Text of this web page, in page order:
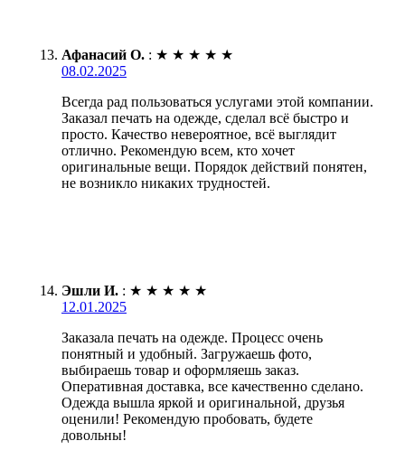
Афанасий О. : ★ ★ ★ ★ ★
08.02.2025
Всегда рад пользоваться услугами этой компании.
Заказал печать на одежде, сделал всё быстро и
просто. Качество невероятное, всё выглядит
отлично. Рекомендую всем, кто хочет
оригинальные вещи. Порядок действий понятен,
не возникло никаких трудностей.
Эшли И. : ★ ★ ★ ★ ★
12.01.2025
Заказала печать на одежде. Процесс очень
понятный и удобный. Загружаешь фото,
выбираешь товар и оформляешь заказ.
Оперативная доставка, все качественно сделано.
Одежда вышла яркой и оригинальной, друзья
оценили! Рекомендую пробовать, будете
довольны!